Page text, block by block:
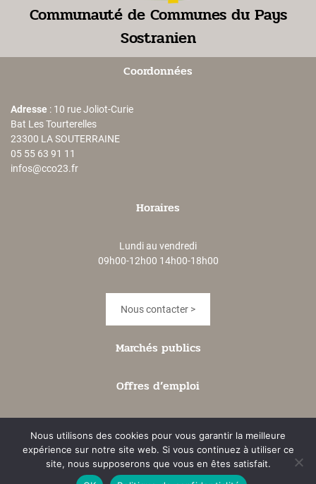
Communauté de Communes du Pays
Sostranien
Coordonnées
Adresse : 10 rue Joliot-Curie
Bat Les Tourterelles
23300 LA SOUTERRAINE
05 55 63 91 11
infos@cco23.fr
Horaires
Lundi au vendredi
09h00-12h00 14h00-18h00
Nous contacter >
Marchés publics
Offres d’emploi
Accès extranet
MENTIONS LÉGALES
PLAN DU SITE
Nous utilisons des cookies pour vous garantir la meilleure
expérience sur notre site web. Si vous continuez à utiliser ce
site, nous supposerons que vous en êtes satisfait.